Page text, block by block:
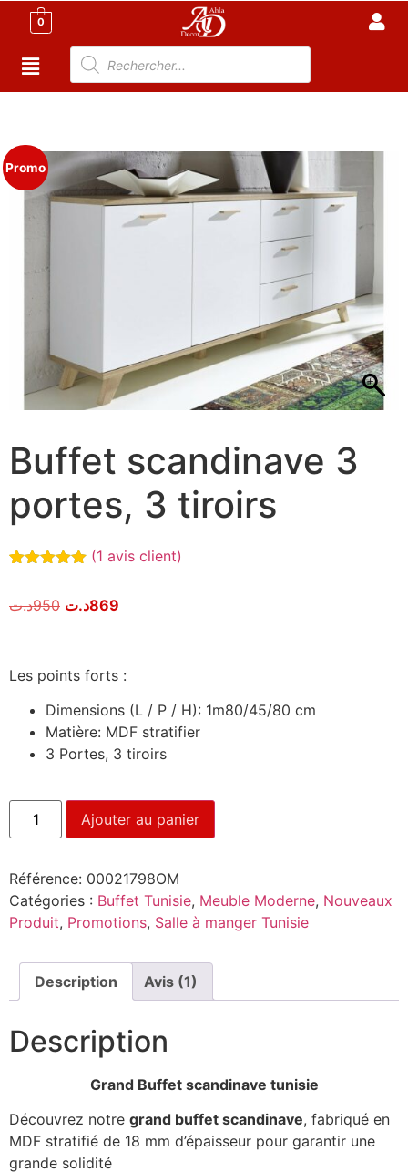
0
Promo
Buffet scandinave 3
portes, 3 tiroirs
basé sur
(1 avis client)
950د.ت 869د.ت
Les points forts :
Dimensions (L / P / H): 1m80/45/80 cm
Matière: MDF stratifier
3 Portes, 3 tiroirs
Ajouter au panier
Référence: 00021798OM
Catégories : Buffet Tunisie, Meuble Moderne, Nouveaux
Produit, Promotions, Salle à manger Tunisie
Description Avis (1)
Description
Grand Buffet scandinave tunisie
Découvrez notre grand buffet scandinave, fabriqué en
MDF stratifié de 18 mm d’épaisseur pour garantir une
grande solidité